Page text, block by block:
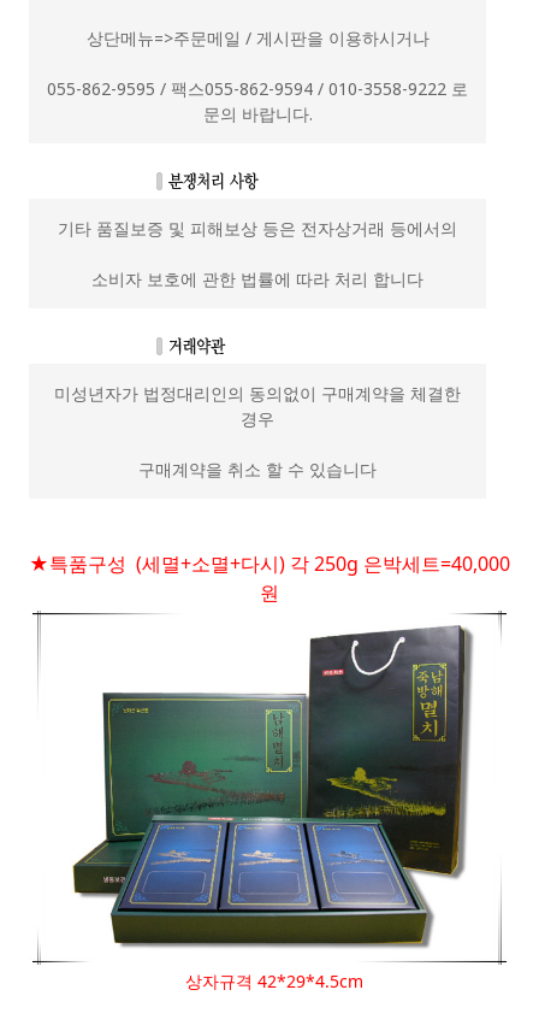
상단메뉴=>주문메일 / 게시판을 이용하시거나
055-862-9595 / 팩스055-862-9594 / 010-3558-9222 로
문의 바랍니다.
기타 품질보증 및 피해보상 등은 전자상거래 등에서의
소비자 보호에 관한 법률에 따라 처리 합니다
미성년자가 법정대리인의 동의없이 구매계약을 체결한
경우
구매계약을 취소 할 수 있습니다
★특품구성 (세멸+소멸+다시) 각 250g 은박세트=40,000
원
상자규격 42*29*4.5cm